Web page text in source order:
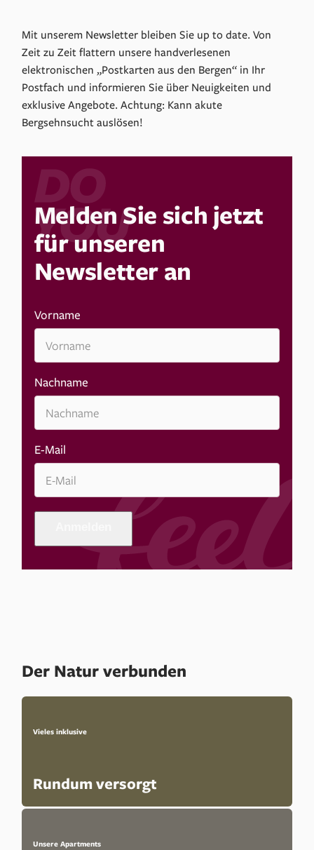
Mit unserem Newsletter bleiben Sie up to date. Von
Zeit zu Zeit flattern unsere handverlesenen
elektronischen „Postkarten aus den Bergen“ in Ihr
Postfach und informieren Sie über Neuigkeiten und
exklusive Angebote. Achtung: Kann akute
Bergsehnsucht auslösen!
Melden Sie sich jetzt
für unseren
Newsletter an
Vorname
Nachname
E-Mail
Der Natur verbunden
Vieles inklusive
Rundum versorgt
Unsere Apartments